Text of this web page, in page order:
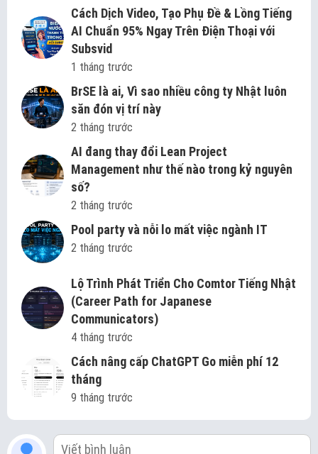
Cách Dịch Video, Tạo Phụ Đề & Lồng Tiếng
AI Chuẩn 95% Ngay Trên Điện Thoại với
Subsvid
1 tháng trước
BrSE là ai, Vì sao nhiều công ty Nhật luôn
săn đón vị trí này
2 tháng trước
AI đang thay đổi Lean Project
Management như thế nào trong kỷ nguyên
số?
2 tháng trước
Pool party và nỗi lo mất việc ngành IT
2 tháng trước
Lộ Trình Phát Triển Cho Comtor Tiếng Nhật
(Career Path for Japanese
Communicators)
4 tháng trước
Cách nâng cấp ChatGPT Go miễn phí 12
tháng
9 tháng trước